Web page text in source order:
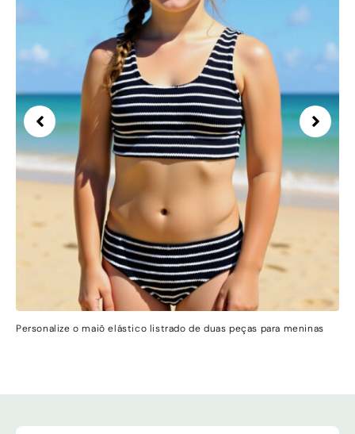
Personalize o maiô elástico listrado de duas peças para meninas